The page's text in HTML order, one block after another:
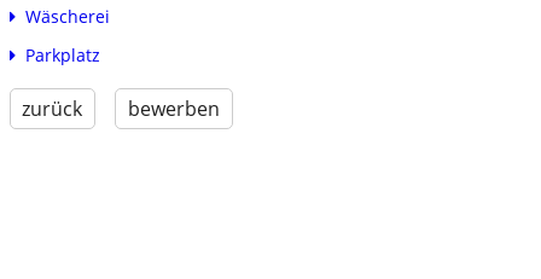
Wäscherei
Parkplatz
zurück bewerben